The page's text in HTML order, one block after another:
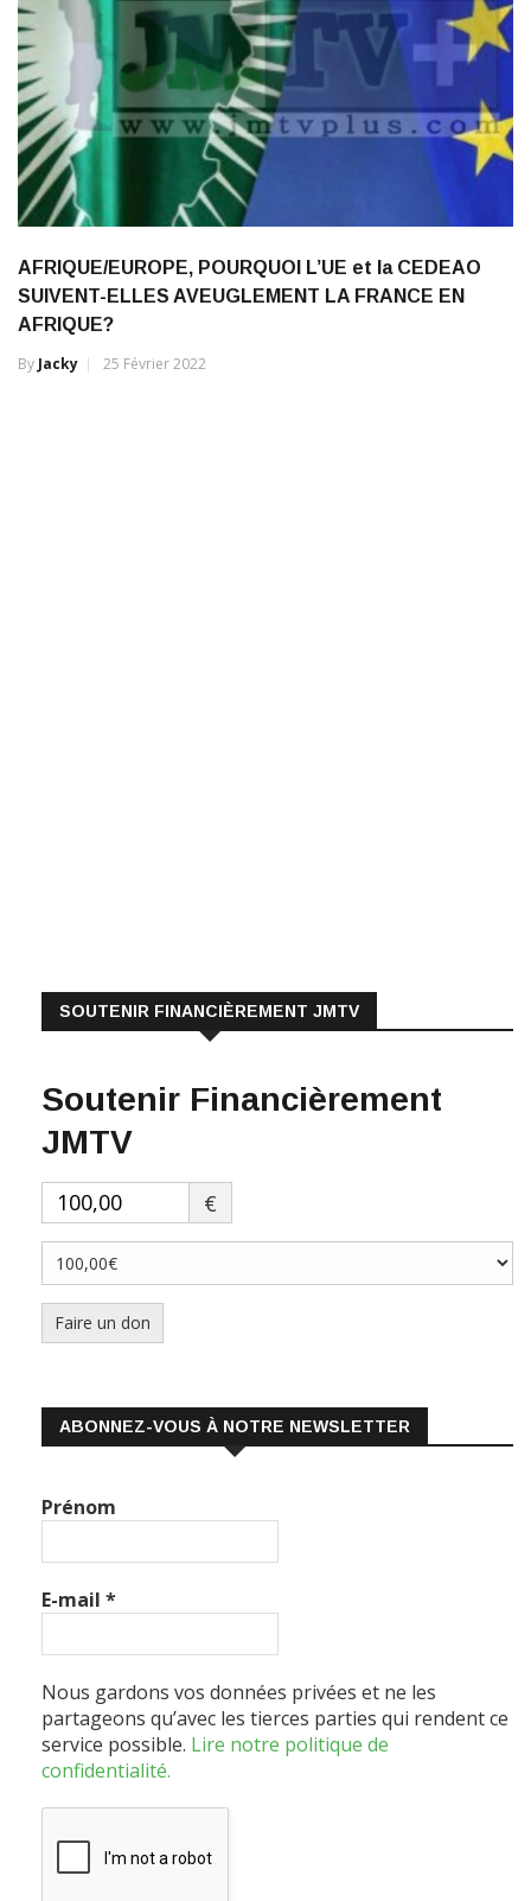
AFRIQUE/EUROPE, POURQUOI L’UE et la CEDEAO
SUIVENT-ELLES AVEUGLEMENT LA FRANCE EN
AFRIQUE?
By Jacky 25 Février 2022
SOUTENIR FINANCIÈREMENT JMTV
Soutenir Financièrement
JMTV
€
Faire un don
ABONNEZ-VOUS À NOTRE NEWSLETTER
Prénom
E-mail *
Nous gardons vos données privées et ne les
partageons qu’avec les tierces parties qui rendent ce
service possible. Lire notre politique de
confidentialité.